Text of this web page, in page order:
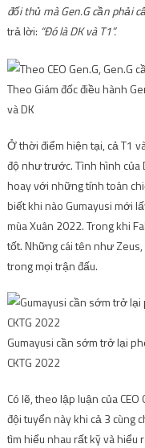
đối thủ mà Gen.G cần phải
trả lời: “Đó là DK và T1”.
Theo Giám đốc điều hành
và DK
Ở thời điểm hiện tại, cả T1
độ như trước. Tình hình của
hoay với những tính toán
biết khi nào Gumayusi mới
mùa Xuân 2022. Trong khi
tốt. Những cái tên như
trong mọi trận đấu.
Gumayusi cần sớm trở lại
CKTG 2022
Có lẽ, theo lập luận của
đội tuyển này khi cả 3 cùng
tìm hiểu nhau rất kỹ và hiểu